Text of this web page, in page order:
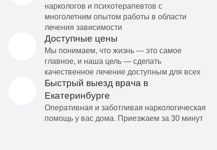
наркологов и психотерапевтов с
многолетним опытом работы в области
лечения зависимости
Доступные цены
Мы понимаем, что жизнь — это самое
главное, и наша цель — сделать
качественное лечение доступным для всех
Быстрый выезд врача в
Екатеринбурге
Оперативная и заботливая наркологическая
помощь у вас дома. Приезжаем за 30 минут